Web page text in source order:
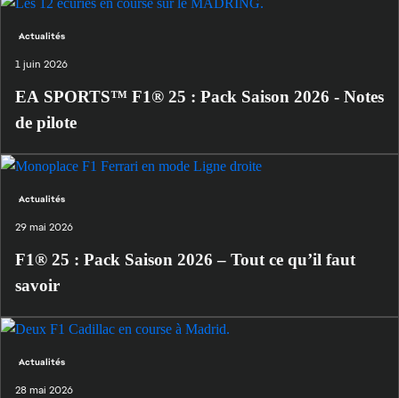
Actualités
1 juin 2026
EA SPORTS™ F1® 25 : Pack Saison 2026 - Notes
de pilote
Actualités
29 mai 2026
F1® 25 : Pack Saison 2026 – Tout ce qu’il faut
savoir
Actualités
28 mai 2026